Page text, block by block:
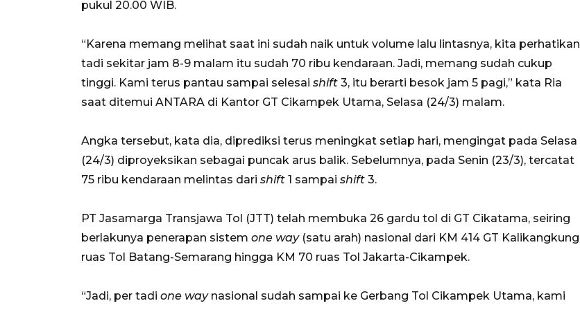
pukul 20.00 WIB.
“Karena memang melihat saat ini sudah naik untuk volume lalu lintasnya, kita perhatikan
tadi sekitar jam 8-9 malam itu sudah 70 ribu kendaraan. Jadi, memang sudah cukup
tinggi. Kami terus pantau sampai selesai shift 3, itu berarti besok jam 5 pagi,” kata Ria
saat ditemui ANTARA di Kantor GT Cikampek Utama, Selasa (24/3) malam.
Angka tersebut, kata dia, diprediksi terus meningkat setiap hari, mengingat pada Selasa
(24/3) diproyeksikan sebagai puncak arus balik. Sebelumnya, pada Senin (23/3), tercatat
75 ribu kendaraan melintas dari shift 1 sampai shift 3.
PT Jasamarga Transjawa Tol (JTT) telah membuka 26 gardu tol di GT Cikatama, seiring
berlakunya penerapan sistem one way(satu arah) nasional dari KM 414 GT Kalikangkung
ruas Tol Batang-Semarang hingga KM 70 ruas Tol Jakarta-Cikampek.
“Jadi, per tadi one waynasional sudah sampai ke Gerbang Tol Cikampek Utama, kami
upaya pelestarian budaya di
Ibu Kota